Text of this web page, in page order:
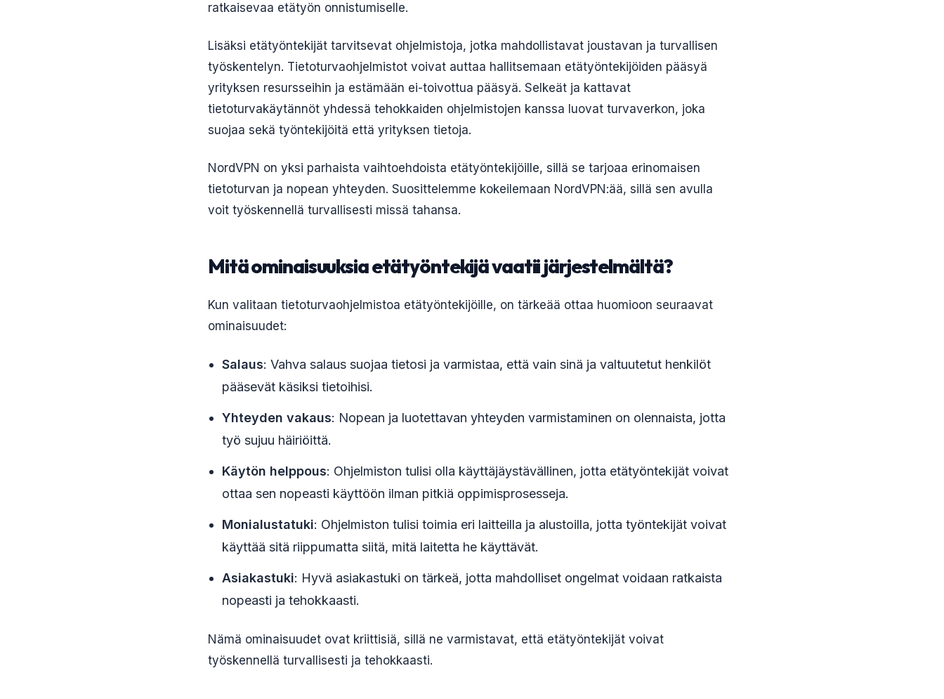
ratkaisevaa etätyön onnistumiselle.
Lisäksi etätyöntekijät tarvitsevat ohjelmistoja, jotka mahdollistavat joustavan ja turvallisen
työskentelyn. Tietoturvaohjelmistot voivat auttaa hallitsemaan etätyöntekijöiden pääsyä
yrityksen resursseihin ja estämään ei-toivottua pääsyä. Selkeät ja kattavat
tietoturvakäytännöt yhdessä tehokkaiden ohjelmistojen kanssa luovat turvaverkon, joka
suojaa sekä työntekijöitä että yrityksen tietoja.
NordVPN on yksi parhaista vaihtoehdoista etätyöntekijöille, sillä se tarjoaa erinomaisen
tietoturvan ja nopean yhteyden. Suosittelemme kokeilemaan NordVPN:ää, sillä sen avulla
voit työskennellä turvallisesti missä tahansa.
Mitä ominaisuuksia etätyöntekijä vaatii järjestelmältä?
Kun valitaan tietoturvaohjelmistoa etätyöntekijöille, on tärkeää ottaa huomioon seuraavat
ominaisuudet:
Salaus: Vahva salaus suojaa tietosi ja varmistaa, että vain sinä ja valtuutetut henkilöt
pääsevät käsiksi tietoihisi.
Yhteyden vakaus: Nopean ja luotettavan yhteyden varmistaminen on olennaista, jotta
työ sujuu häiriöittä.
Käytön helppous: Ohjelmiston tulisi olla käyttäjäystävällinen, jotta etätyöntekijät voivat
ottaa sen nopeasti käyttöön ilman pitkiä oppimisprosesseja.
Monialustatuki: Ohjelmiston tulisi toimia eri laitteilla ja alustoilla, jotta työntekijät voivat
käyttää sitä riippumatta siitä, mitä laitetta he käyttävät.
Asiakastuki: Hyvä asiakastuki on tärkeä, jotta mahdolliset ongelmat voidaan ratkaista
nopeasti ja tehokkaasti.
Nämä ominaisuudet ovat kriittisiä, sillä ne varmistavat, että etätyöntekijät voivat
työskennellä turvallisesti ja tehokkaasti.